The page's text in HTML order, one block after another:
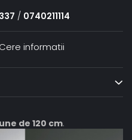
/ 0740211114
Cere informatii
de 120 cm.